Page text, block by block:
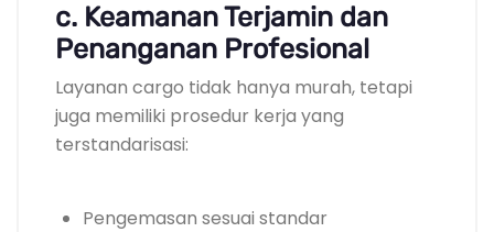
c. Keamanan Terjamin dan
Penanganan Profesional
Layanan cargo tidak hanya murah, tetapi
juga memiliki prosedur kerja yang
terstandarisasi:
Pengemasan sesuai standar